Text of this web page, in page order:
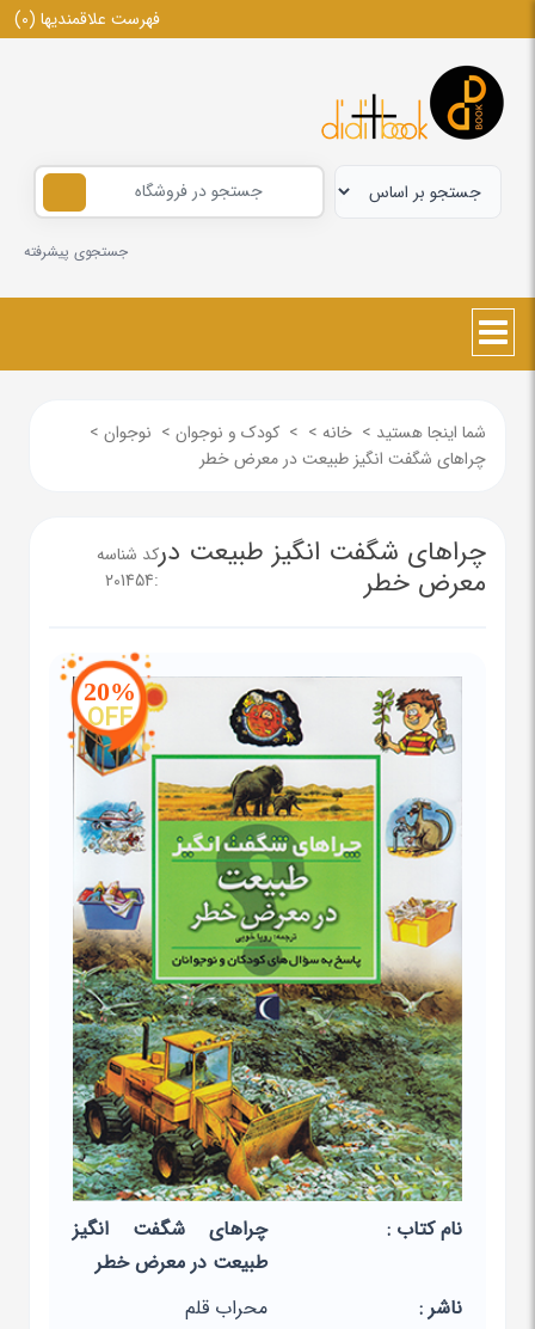
فهرست علاقمندیها (0)
جستجوی پیشرفته
شما اینجا هستید > خانه >
> کودک و نوجوان > نوجوان >
چراهای شگفت انگیز طبیعت در معرض خطر
چراهای شگفت انگیز طبیعت در
معرض خطر
کد شناسه
:
201454
20%
OFF
نام کتاب :
چراهای شگفت انگیز
طبیعت در معرض خطر
ناشر :
محراب قلم